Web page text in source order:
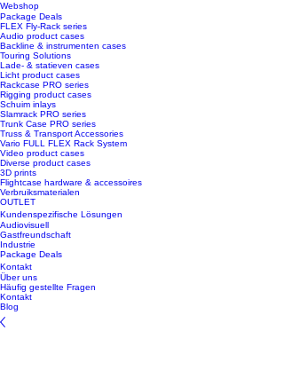
Webshop
Package Deals
FLEX Fly-Rack series
Audio product cases
Backline & instrumenten cases
Touring Solutions
Lade- & statieven cases
Licht product cases
Rackcase PRO series
Rigging product cases
Schuim inlays
Slamrack PRO series
Trunk Case PRO series
Truss & Transport Accessories
Vario FULL FLEX Rack System
Video product cases
Diverse product cases
3D prints
Flightcase hardware & accessoires
Verbruiksmaterialen
OUTLET
Kundenspezifische Lösungen
Audiovisuell
Gastfreundschaft
Industrie
Package Deals
Kontakt
Über uns
Häufig gestellte Fragen
Kontakt
Blog